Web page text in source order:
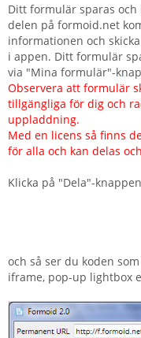
Ditt formulär sparas och
delen på formoid.net
informationen och
i appen. Ditt formulär
via "Mina formulär"-
Observera att formulär
tillgängliga för dig och
uppladdning.
Med en licens så finns
för alla och kan delas
Klicka på "Dela"-knappen
och så ser du koden
iframe, pop-up lightbox